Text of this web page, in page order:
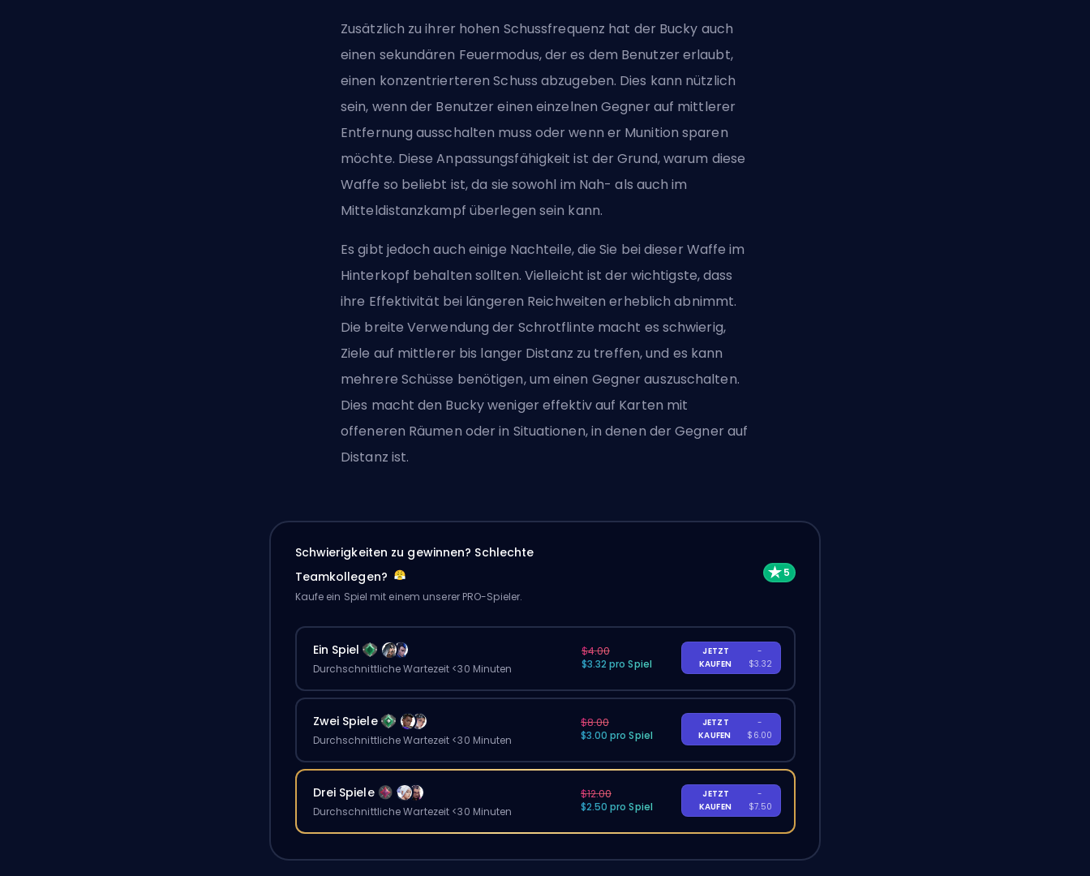
Zusätzlich zu ihrer hohen Schussfrequenz hat der Bucky auch
einen sekundären Feuermodus, der es dem Benutzer erlaubt,
einen konzentrierteren Schuss abzugeben. Dies kann nützlich
sein, wenn der Benutzer einen einzelnen Gegner auf mittlerer
Entfernung ausschalten muss oder wenn er Munition sparen
möchte. Diese Anpassungsfähigkeit ist der Grund, warum diese
Waffe so beliebt ist, da sie sowohl im Nah- als auch im
Mitteldistanzkampf überlegen sein kann.
Es gibt jedoch auch einige Nachteile, die Sie bei dieser Waffe im
Hinterkopf behalten sollten. Vielleicht ist der wichtigste, dass
ihre Effektivität bei längeren Reichweiten erheblich abnimmt.
Die breite Verwendung der Schrotflinte macht es schwierig,
Ziele auf mittlerer bis langer Distanz zu treffen, und es kann
mehrere Schüsse benötigen, um einen Gegner auszuschalten.
Dies macht den Bucky weniger effektiv auf Karten mit
offeneren Räumen oder in Situationen, in denen der Gegner auf
Distanz ist.
Schwierigkeiten zu gewinnen? Schlechte
Teamkollegen?
Kaufe ein Spiel mit einem unserer PRO-Spieler.
Ein Spiel
Durchschnittliche Wartezeit <30 Minuten
$4.00
$3.32 pro Spiel
JETZT
KAUFEN
-
$3.32
Zwei Spiele
Durchschnittliche Wartezeit <30 Minuten
$8.00
$3.00 pro Spiel
JETZT
KAUFEN
-
$6.00
Drei Spiele
Durchschnittliche Wartezeit <30 Minuten
$12.00
$2.50 pro Spiel
JETZT
KAUFEN
-
$7.50